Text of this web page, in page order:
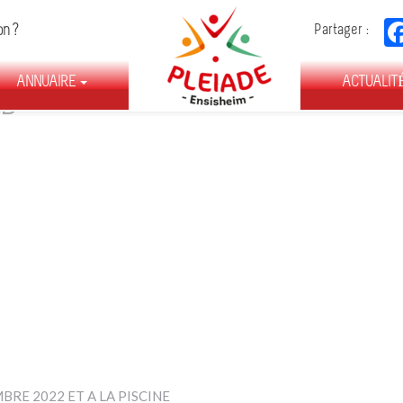
? Partager :
ANNUAIRE
FÉDÉRATION
DES
ASSOCIATIONS
D’ENSISHEIM
2022 ET A LA PISCINE